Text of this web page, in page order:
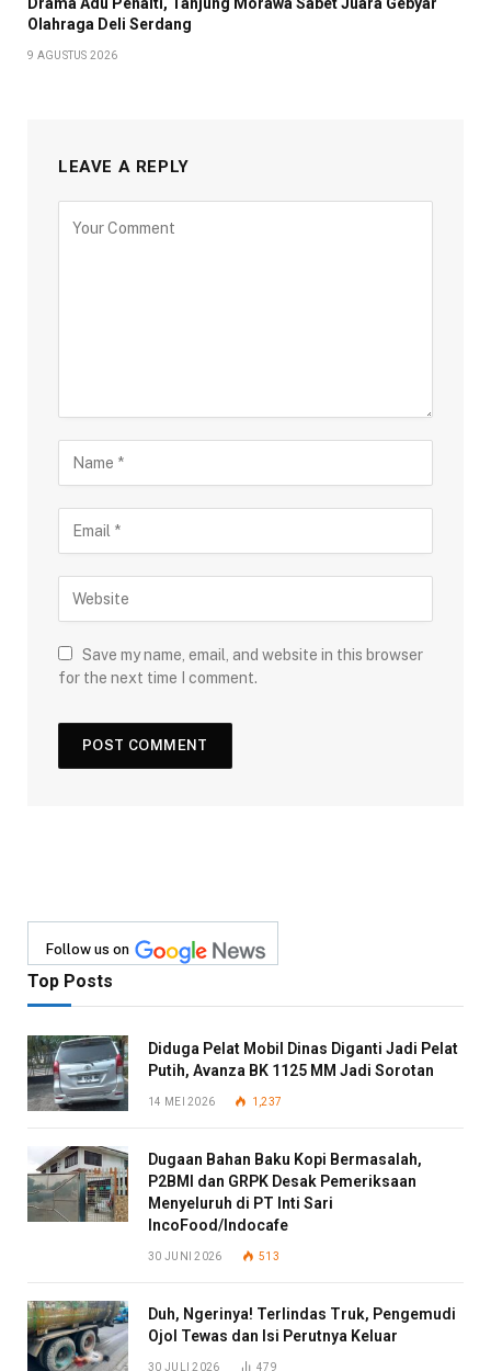
Drama Adu Penalti, Tanjung Morawa Sabet Juara Gebyar
Olahraga Deli Serdang
9 AGUSTUS 2026
LEAVE A REPLY
Save my name, email, and website in this browser
for the next time I comment.
Follow us on
Top Posts
Diduga Pelat Mobil Dinas Diganti Jadi Pelat
Putih, Avanza BK 1125 MM Jadi Sorotan
14 MEI 2026 1,237
Dugaan Bahan Baku Kopi Bermasalah,
P2BMI dan GRPK Desak Pemeriksaan
Menyeluruh di PT Inti Sari
IncoFood/Indocafe
30 JUNI 2026 513
Duh, Ngerinya! Terlindas Truk, Pengemudi
Ojol Tewas dan Isi Perutnya Keluar
30 JULI 2026 479